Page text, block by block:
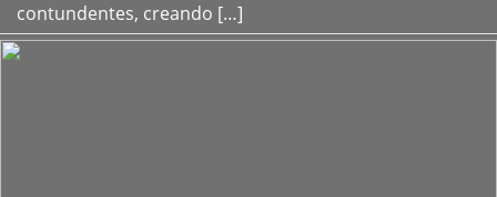
contundentes, creando […]